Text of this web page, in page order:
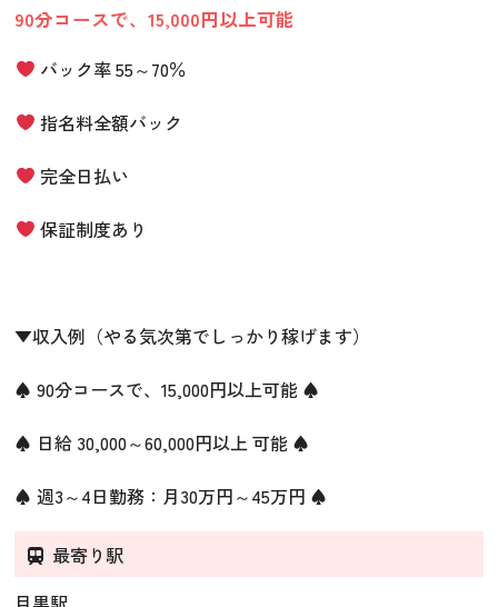
90分コースで、15,000円以上可能
バック率 55～70％
指名料全額バック
完全日払い
保証制度あり
▼収入例（やる気次第でしっかり稼げます）
♠ 90分コースで、15,000円以上可能 ♠
♠ 日給 30,000～60,000円以上 可能 ♠
♠ 週3～4日勤務：月30万円～45万円 ♠
最寄り駅